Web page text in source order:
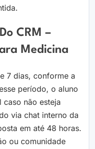
CRM –
Medicina
7 dias, conforme a
período, o aluno
não esteja
via chat interno da
em até 48 horas.
ou comunidade